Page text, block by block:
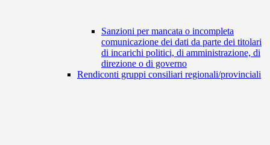
Sanzioni per mancata o incompleta
comunicazione dei dati da parte dei titolari
di incarichi politici, di amministrazione, di
direzione o di governo
Rendiconti gruppi consiliari regionali/provinciali